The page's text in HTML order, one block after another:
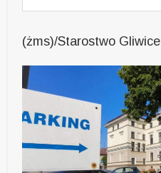
(żms)/Starostwo Gliwice